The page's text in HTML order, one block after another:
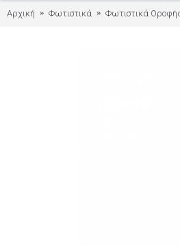
Αρχική Φωτιστικά Φωτιστικά